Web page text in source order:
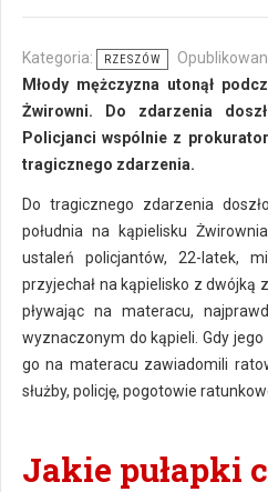
Kategoria: RZESZÓW
Młody mężczyzna utonął
Żwirowni. Do zdarzenia
Policjanci wspólnie z
tragicznego zdarzenia.
Do tragicznego zdarzenia
południa na kąpielisku
ustaleń policjantów, 22-latek,
przyjechał na kąpielisko z dwójką
pływając na materacu,
wyznaczonym do kąpieli. Gdy
go na materacu zawiadomili
służby, policję, pogotowie
Jakie pułapki